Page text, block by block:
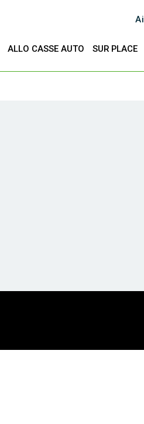
ALLO CASSE AUTO SUR PLACE